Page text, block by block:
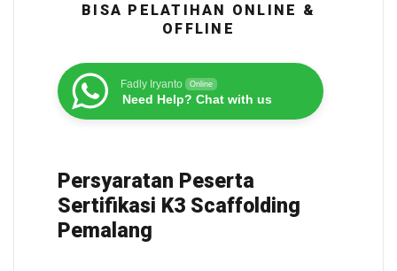
BISA PELATIHAN ONLINE &
OFFLINE
Fadly Iryanto Online
Need Help? Chat with us
Persyaratan Peserta
Sertifikasi K3 Scaffolding
Pemalang